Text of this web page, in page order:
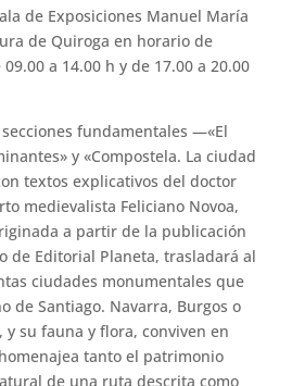
de Exposiciones Manuel María
de Quiroga en horario de
a 14.00 h y de 17.00 a 20.00
fundamentales ―«El
y «Compostela. La ciudad
textos explicativos del doctor
medievalista Feliciano Novoa,
a partir de la publicación
de Editorial Planeta, trasladará al
ciudades monumentales que
de Santiago. Navarra, Burgos o
y su fauna y flora, conviven en
tanto el patrimonio
de una ruta descrita como